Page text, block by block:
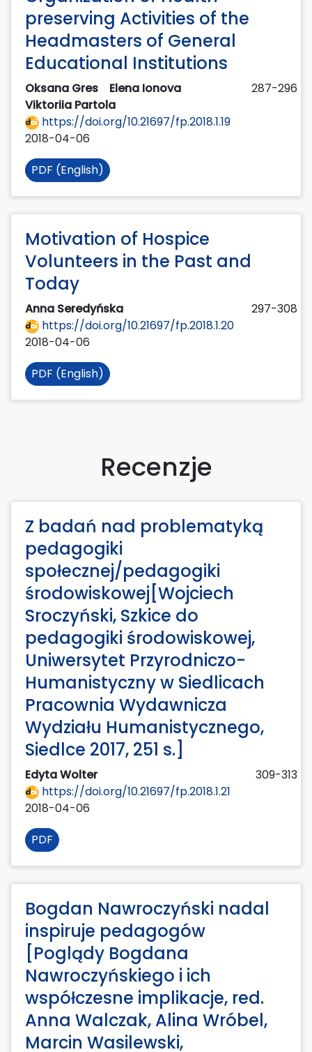
preserving Activities of the
Headmasters of General
Educational Institutions
Oksana Gres
Elena Ionova
Viktoriia Partola
287-296
https://doi.org/10.21697/fp.2018.1.19
2018-04-06
PDF (English)
Motivation of Hospice
Volunteers in the Past and
Today
Anna Seredyńska
297-308
https://doi.org/10.21697/fp.2018.1.20
2018-04-06
PDF (English)
Recenzje
Z badań nad problematyką
pedagogiki
społecznej/pedagogiki
środowiskowej[Wojciech
Sroczyński, Szkice do
pedagogiki środowiskowej,
Uniwersytet Przyrodniczo-
Humanistyczny w Siedlicach
Pracownia Wydawnicza
Wydziału Humanistycznego,
Siedlce 2017, 251 s.]
Edyta Wolter
309-313
https://doi.org/10.21697/fp.2018.1.21
2018-04-06
PDF
Bogdan Nawroczyński nadal
inspiruje pedagogów
[Poglądy Bogdana
Nawroczyńskiego i ich
współczesne implikacje, red.
Anna Walczak, Alina Wróbel,
Marcin Wasilewski,